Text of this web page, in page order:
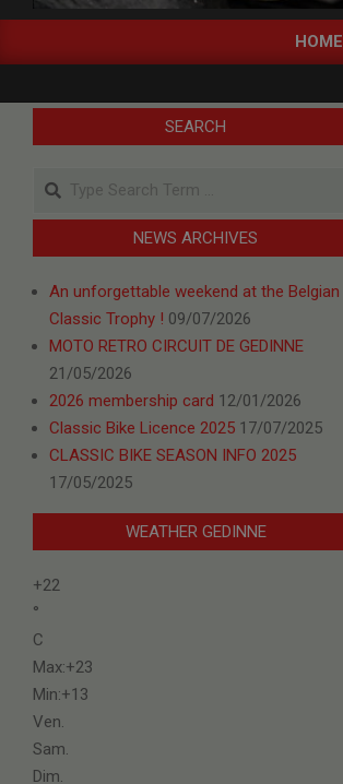
CLASSIC
RACING
MOTORCYCLES
BELGIUM
HOME
SEARCH
Search
NEWS ARCHIVES
An unforgettable weekend at the Belgian
Classic Trophy ! 09/07/2026
MOTO RETRO CIRCUIT DE GEDINNE
21/05/2026
2026 membership card 12/01/2026
Classic Bike Licence 2025 17/07/2025
CLASSIC BIKE SEASON INFO 2025
17/05/2025
WEATHER GEDINNE
+22
°
C
Max:+23
Min:+13
Ven.
Sam.
Dim.